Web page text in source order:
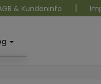
& Kundeninfo |